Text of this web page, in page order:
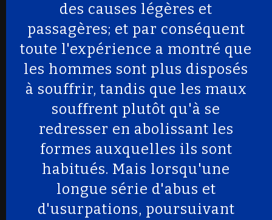
des causes légères et
passagères; et par conséquent
toute l'expérience a montré que
les hommes sont plus disposés
à souffrir, tandis que les maux
souffrent plutôt qu'à se
redresser en abolissant les
formes auxquelles ils sont
habitués. Mais lorsqu'une
longue série d'abus et
d'usurpations, poursuivant